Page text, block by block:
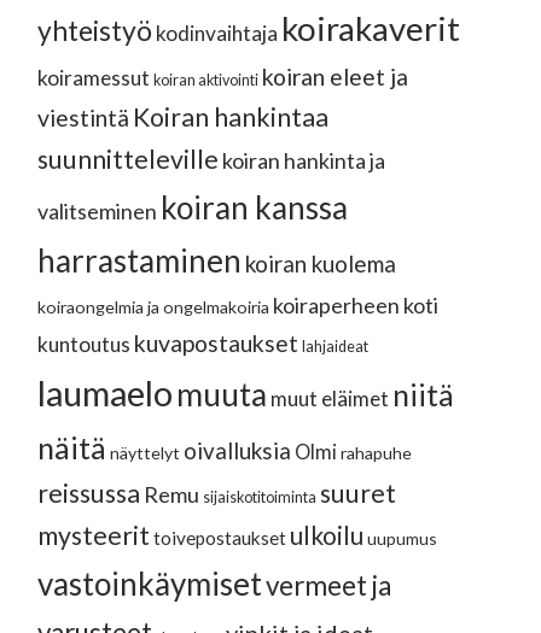
yhteistyö kodinvaihtaja koirakaverit
koiramessut koiran aktivointi koiran eleet ja
viestintä Koiran hankintaa
suunnitteleville koiran hankinta ja
valitseminen koiran kanssa
harrastaminen koiran kuolema
koiraongelmia ja ongelmakoiria koiraperheen koti
kuntoutus kuvapostaukset lahjaideat
laumaelomuuta muut eläimet niitä
näitä näyttelyt oivalluksia Olmi rahapuhe
reissussa Remu sijaiskotitoiminta suuret
mysteerit toivepostaukset ulkoilu uupumus
vastoinkäymisetvermeet ja